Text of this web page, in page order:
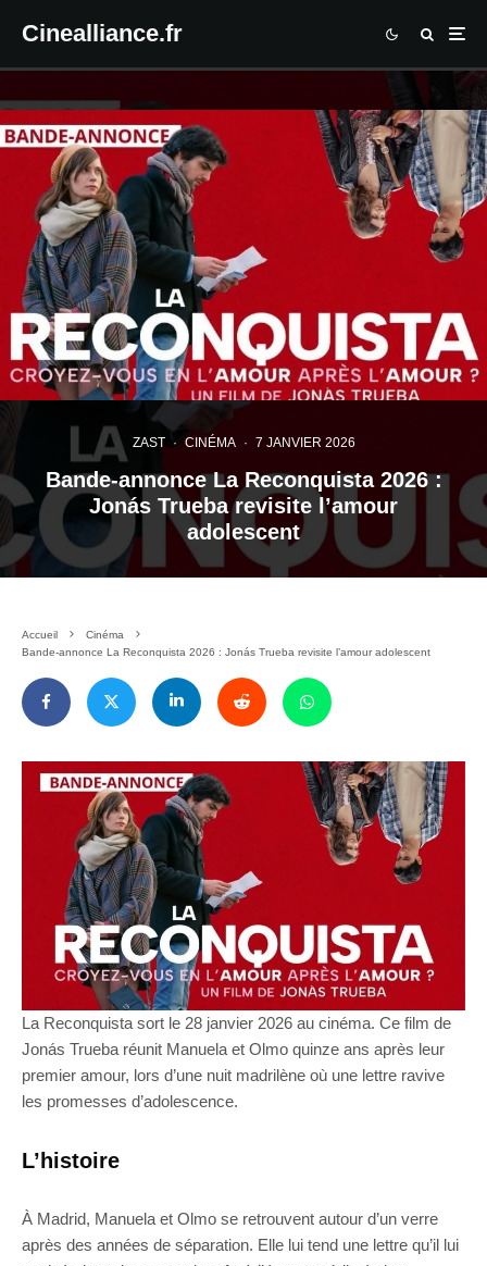
Cinealliance.fr
ZAST · CINÉMA · 7 JANVIER 2026
Bande-annonce La Reconquista 2026 :
Jonás Trueba revisite l’amour
adolescent
Accueil
Cinéma
Bande-annonce La Reconquista 2026 : Jonás Trueba revisite l’amour adolescent
La Reconquista sort le 28 janvier 2026 au cinéma. Ce film de
Jonás Trueba réunit Manuela et Olmo quinze ans après leur
premier amour, lors d’une nuit madrilène où une lettre ravive
les promesses d’adolescence.
L’histoire
À Madrid, Manuela et Olmo se retrouvent autour d’un verre
après des années de séparation. Elle lui tend une lettre qu’il lui